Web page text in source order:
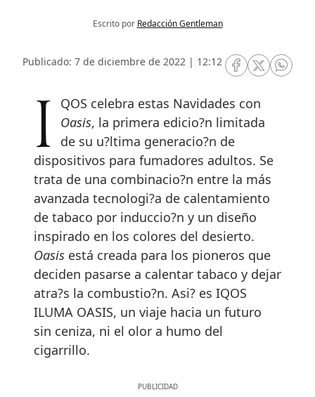
Escrito por Redacción Gentleman
Publicado: 7 de diciembre de 2022 | 12:12
RRSS Facebook
RRSSRRSS
IQOS celebra estas Navidades con
Oasis, la primera edicio?n limitada
de su u?ltima generacio?n de
dispositivos para fumadores adultos. Se
trata de una combinacio?n entre la más
avanzada tecnologi?a de calentamiento
de tabaco por induccio?n y un diseño
inspirado en los colores del desierto.
Oasis está creada para los pioneros que
deciden pasarse a calentar tabaco y dejar
atra?s la combustio?n. Asi? es IQOS
ILUMA OASIS, un viaje hacia un futuro
sin ceniza, ni el olor a humo del
cigarrillo.